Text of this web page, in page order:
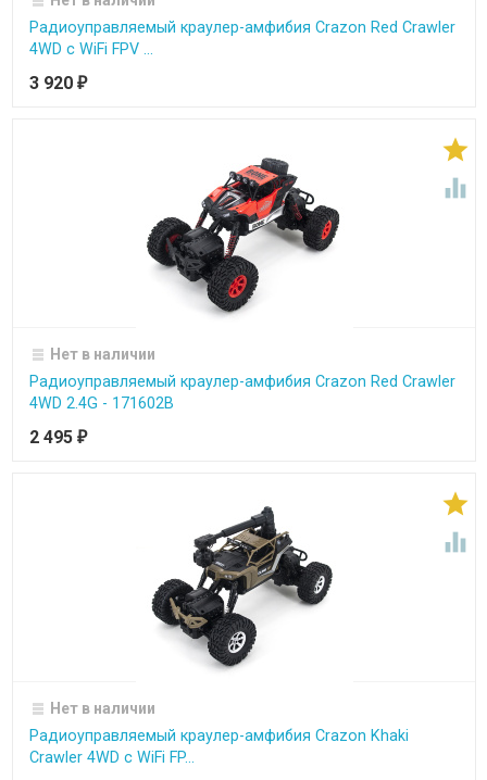
Радиоуправляемый краулер-амфибия Crazon Red Crawler
4WD c WiFi FPV ...
3 920 ₽


Нет в наличии
Радиоуправляемый краулер-амфибия Crazon Red Crawler
4WD 2.4G - 171602B
2 495 ₽


Нет в наличии
Радиоуправляемый краулер-амфибия Crazon Khaki
Crawler 4WD c WiFi FP...